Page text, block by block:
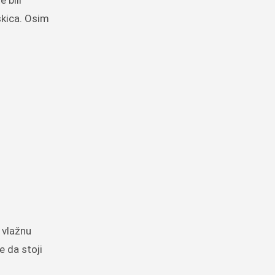
Osim
da stoji